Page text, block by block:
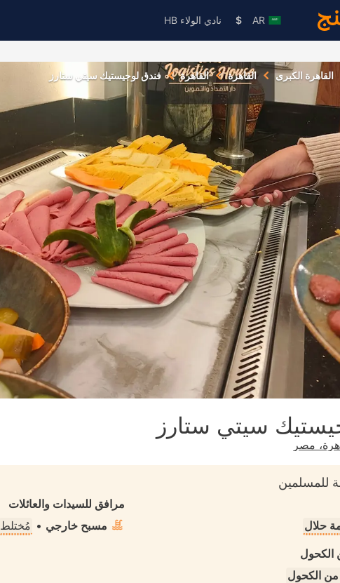
AR
$ نادي الولاء HB
القاهرة الكبرى القاهرة القاهرة فندق لوجيستيك سيتي ستارز
سيتي ستارز
مصر
للمسلمين
حلال
الكحول
من الكحول
مرافق للسيدات والعائلات
مسبح خارجي • مُختلط